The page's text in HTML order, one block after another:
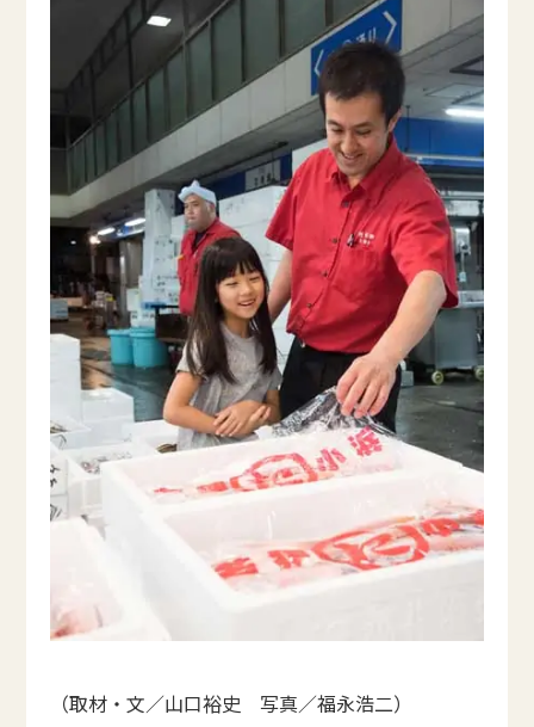
（取材・文／山口裕史 写真／福永浩二）